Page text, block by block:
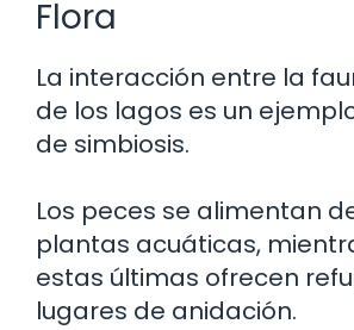
Flora
La interacción entre la
de los lagos es un
de simbiosis.
Los peces se alimentan
plantas acuáticas,
estas últimas ofrecen
lugares de anidación.